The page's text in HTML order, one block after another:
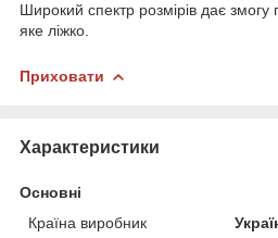
Широкий спектр розмірів дає змогу
яке ліжко.
Приховати
Характеристики
Основні
Країна виробник